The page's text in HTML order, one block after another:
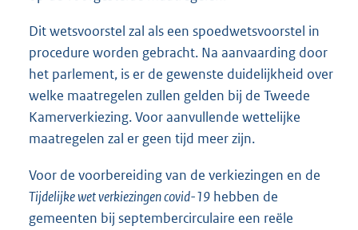
Dit wetsvoorstel zal als een spoedwetsvoorstel in
procedure worden gebracht. Na aanvaarding door
het parlement, is er de gewenste duidelijkheid over
welke maatregelen zullen gelden bij de Tweede
Kamerverkiezing. Voor aanvullende wettelijke
maatregelen zal er geen tijd meer zijn.
Voor de voorbereiding van de verkiezingen en de
Tijdelijke wet verkiezingen covid-19 hebben de
gemeenten bij septembercirculaire een reële